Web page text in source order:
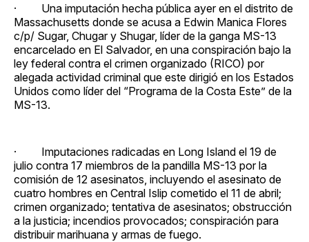
· Una imputación hecha pública ayer en el distrito de
Massachusetts donde se acusa a Edwin Manica Flores
c/p/ Sugar, Chugar y Shugar, líder de la ganga MS-13
encarcelado en El Salvador, en una conspiración bajo la
ley federal contra el crimen organizado (RICO) por
alegada actividad criminal que este dirigió en los Estados
Unidos como líder del “Programa de la Costa Este” de la
MS-13.
· Imputaciones radicadas en Long Island el 19 de
julio contra 17 miembros de la pandilla MS-13 por la
comisión de 12 asesinatos, incluyendo el asesinato de
cuatro hombres en Central Islip cometido el 11 de abril;
crimen organizado; tentativa de asesinatos; obstrucción
a la justicia; incendios provocados; conspiración para
distribuir marihuana y armas de fuego.